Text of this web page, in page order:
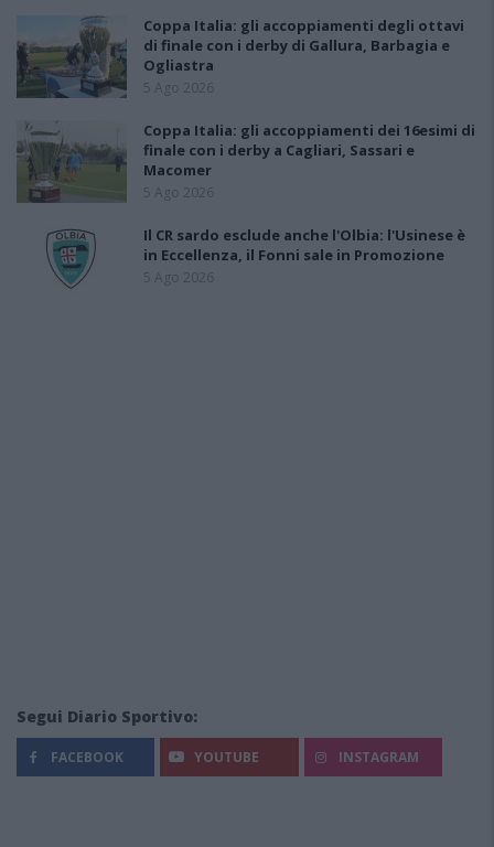
Coppa Italia: gli accoppiamenti degli ottavi
di finale con i derby di Gallura, Barbagia e
Ogliastra
5 Ago 2026
Coppa Italia: gli accoppiamenti dei 16esimi di
finale con i derby a Cagliari, Sassari e
Macomer
5 Ago 2026
Il CR sardo esclude anche l'Olbia: l'Usinese è
in Eccellenza, il Fonni sale in Promozione
5 Ago 2026
Segui Diario Sportivo:
FACEBOOK YOUTUBE INSTAGRAM